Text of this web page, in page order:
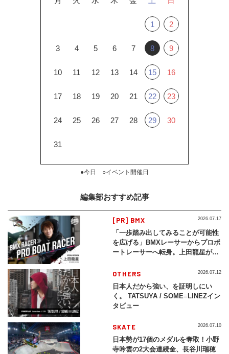
1 2
3 4 5 6 7 8 9
10 11 12 13 14 15 16
17 18 19 20 21 22 23
24 25 26 27 28 29 30
31
●今日 ○イベント開催日
編集部おすすめ記事
[PR] BMX
「一歩踏み出してみることが可能性
を広げる」BMXレーサーからプロボ
ートレーサーへ転身。上田龍星が体
2026.07.17
OTHERS
日本人だから強い、を証明しにい
く。 TATSUYA / SOME≡LINEZイン
タビュー
2026.07.12
SKATE
日本勢が17個のメダルを奪取！小野
寺吟雲の2大会連続金、長谷川瑞穂
2026.07.10